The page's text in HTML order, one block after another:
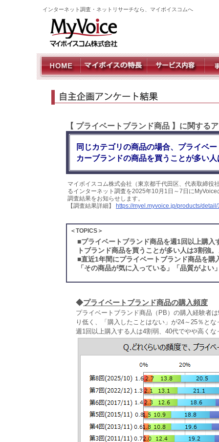
インターネット調査・ネットリサーチなら、マイボイスコムへ
【 プライベートブランド商品 】に関する
同じカテゴリの商品の場合、プライベ
カーブランドの商品を買うことが多い
マイボイスコム株式会社（東京都千代田区、代表取締
るインターネット調査を2025年10月1日～7日に
調査結果をお知らせします。
【調査結果詳細】
https://myel.myvoice.jp/products/
＜TOPICS＞
■プライベートブランド商品を週1回以上購
トブランド商品を買うことが多い人は3割強
■直近1年間にプライベートブランド商品を
「その商品が気に入っている」「品質がよい
◆プライベートブランド商品の購入頻度
プライベートブランド商品（PB）の購入経験者
り低く、「購入したことはない」が24～25％とな
週1回以上購入する人は4割弱、40代でやや高くな